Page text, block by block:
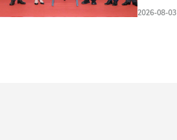
2026-08-03